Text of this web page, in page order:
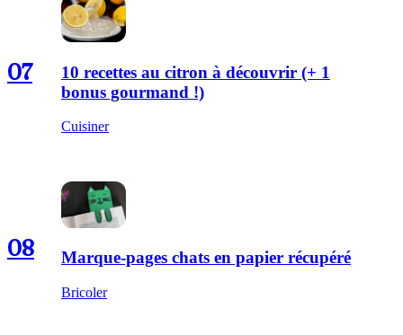
07
10 recettes au citron à découvrir (+ 1
bonus gourmand !)
Cuisiner
08 Marque-pages chats en papier récupéré
Bricoler